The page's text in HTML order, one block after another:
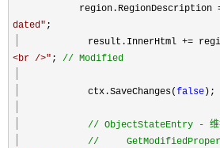
region.RegionDescription
dated" ;
result.InnerHtml +=
<br />" ; // Modified
ctx.SaveChanges(false );
// ObjectStateEntry - 维
//